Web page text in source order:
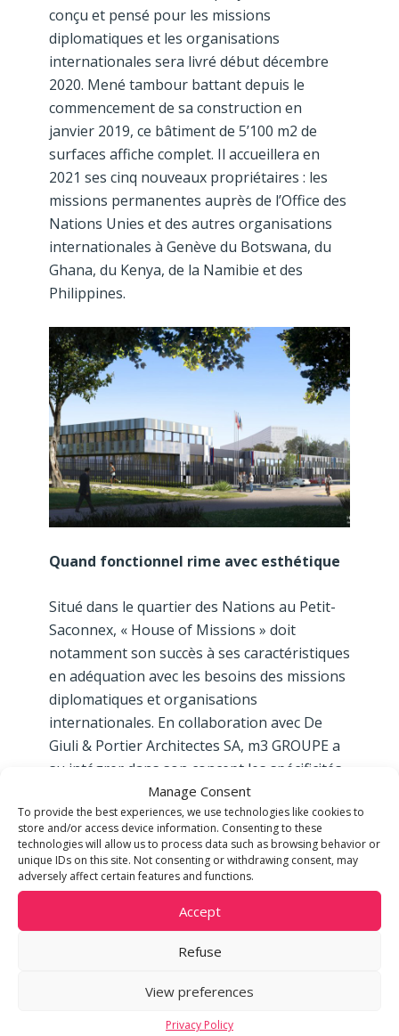
Manage Consent
To provide the best experiences, we use technologies like cookies to
store and/or access device information. Consenting to these
technologies will allow us to process data such as browsing behavior or
unique IDs on this site. Not consenting or withdrawing consent, may
adversely affect certain features and functions.
Accept
Refuse
View preferences
Privacy Policy
conçu et pensé pour les missions
diplomatiques et les organisations
internationales sera livré début décembre
2020. Mené tambour battant depuis le
commencement de sa construction en
janvier 2019, ce bâtiment de 5’100 m2 de
surfaces affiche complet. Il accueillera en
2021 ses cinq nouveaux propriétaires : les
missions permanentes auprès de l’Office des
Nations Unies et des autres organisations
internationales à Genève du Botswana, du
Ghana, du Kenya, de la Namibie et des
Philippines.
Quand fonctionnel rime avec esthétique
Situé dans le quartier des Nations au Petit-
Saconnex, « House of Missions » doit
notamment son succès à ses caractéristiques
en adéquation avec les besoins des missions
diplomatiques et organisations
internationales. En collaboration avec De
Giuli & Portier Architectes SA, m3 GROUPE a
su intégrer dans son concept les spécificités
liées à l’accueil des missions diplomatiques,
notamment en ce qui concerne la séparation
des espaces et la sécurité. L’esthétique du
bâtiment a également bénéficié d’un soin
tout particulier grâce au travail de Patrick
DEVANTHERY, du bureau genevois
designlab-construction SA. L’architecte a
choisi d’orner la façade de panneaux
qui changent de couleur au gré de la
luminosité. Un parti pris inspiré de la